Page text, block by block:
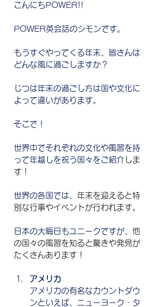
こんにちPOWER!!
POWER英会話のシモンです。
もうすぐやってくる年末、皆さんは
どんな風に過ごしますか？
じつは年末の過ごし方は国や文化に
よって違いがあります。
そこで！
世界中でそれぞれの文化や風習を持
って年越しを祝う国々をご紹介 しま
す！
世界の各国では、 年末を迎えると特
別な行事やイベントが行われます。
日本の大晦日もユニークですが、 他
の国々の風習を知ると驚きや発見が
たくさんあります！
アメリカ
アメリカの有名なカウントダウ
ンといえば、ニューヨーク・タ